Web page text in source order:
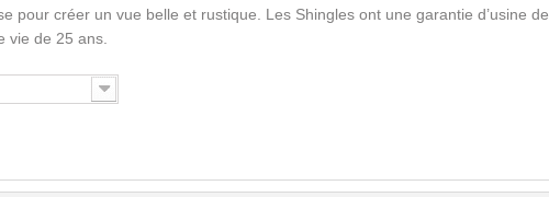
pour créer un vue belle et rustique. Les Shingles ont une garantie d’usine de
vie de 25 ans.